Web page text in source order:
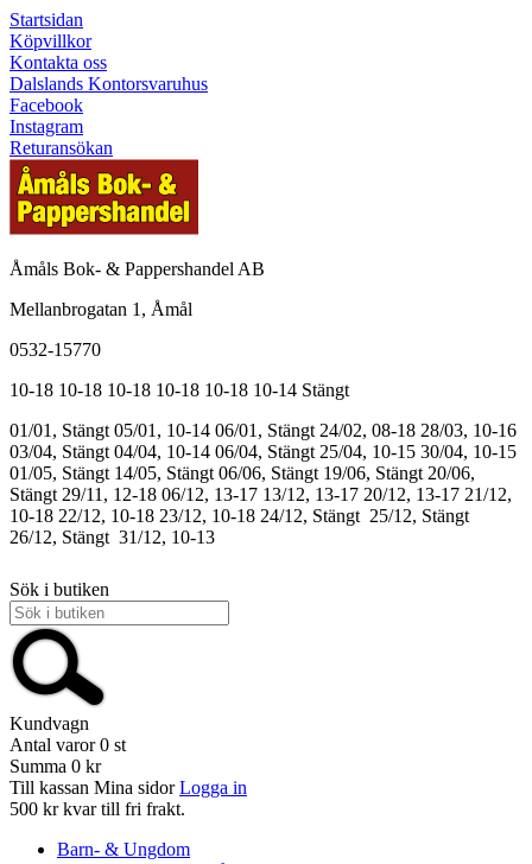
Startsidan
Köpvillkor
Kontakta oss
Dalslands Kontorsvaruhus
Facebook
Instagram
Returansökan
Åmåls Bok- & Pappershandel AB
Mellanbrogatan 1, Åmål
0532-15770
10-18 10-18 10-18 10-18 10-18 10-14 Stängt
01/01, Stängt 05/01, 10-14 06/01, Stängt 24/02, 08-18 28/03, 10-16
03/04, Stängt 04/04, 10-14 06/04, Stängt 25/04, 10-15 30/04, 10-15
01/05, Stängt 14/05, Stängt 06/06, Stängt 19/06, Stängt 20/06,
Stängt 29/11, 12-18 06/12, 13-17 13/12, 13-17 20/12, 13-17 21/12,
10-18 22/12, 10-18 23/12, 10-18 24/12, Stängt 25/12, Stängt
26/12, Stängt 31/12, 10-13
Sök i butiken
Kundvagn
Antal varor 0 st
Summa 0 kr
Till kassan Mina sidor Logga in
500 kr kvar till fri frakt.
Barn- & Ungdom